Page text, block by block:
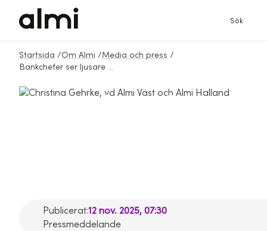
Sök
Startsida /Om Almi /Media och press /
Bankchefer ser ljusare tider – starkare konjunktur väntas
ljusare tider –
Publicerat:12 nov. 2025, 07:30
Pressmeddelande